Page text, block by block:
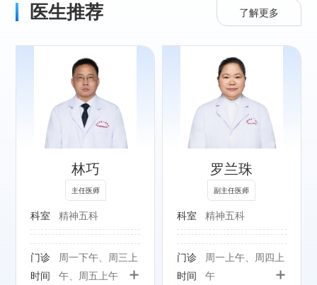
医生推荐 了解更多
林巧
主任医师
科室 精神五科
门诊
时间
周一下午、周三上
午、周五上午
+
罗兰珠
副主任医师
科室 精神五科
门诊
时间
周一上午、周四上
午
+
专长：
精神科常见疾病的
诊断与治疗，包括
失眠、焦虑抑郁障
碍、精神分裂症、
心境障碍等